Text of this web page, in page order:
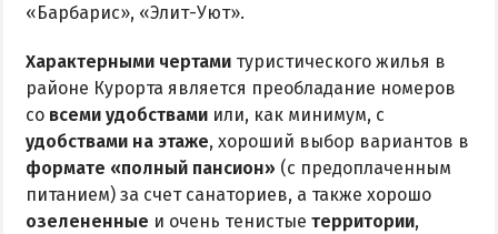
«Барбарис», «Элит-Уют».
Характерными чертами туристического жилья в
районе Курорта является преобладание номеров
со всеми удобствами или, как минимум, с
удобствами на этаже, хороший выбор вариантов в
формате «полный пансион» (с предоплаченным
питанием) за счет санаториев, а также хорошо
озелененные и очень тенистые территории,